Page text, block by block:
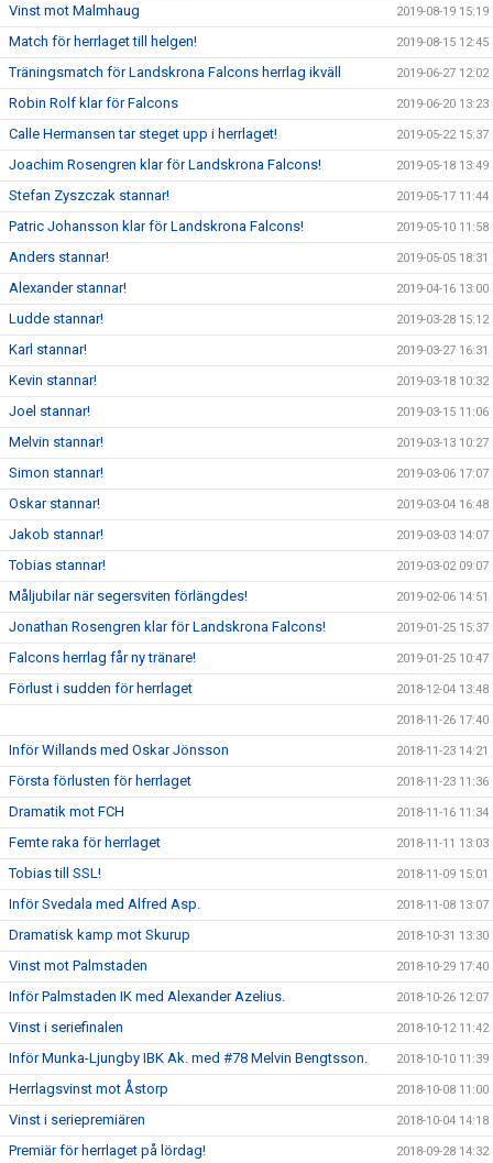
Vinst mot Malmhaug 2019-08-19 15:19
Match för herrlaget till helgen! 2019-08-15 12:45
Träningsmatch för Landskrona Falcons herrlag ikväll 2019-06-27 12:02
Robin Rolf klar för Falcons 2019-06-20 13:23
Calle Hermansen tar steget upp i herrlaget! 2019-05-22 15:37
Joachim Rosengren klar för Landskrona Falcons! 2019-05-18 13:49
Stefan Zyszczak stannar! 2019-05-17 11:44
Patric Johansson klar för Landskrona Falcons! 2019-05-10 11:58
Anders stannar! 2019-05-05 18:31
Alexander stannar! 2019-04-16 13:00
Ludde stannar! 2019-03-28 15:12
Karl stannar! 2019-03-27 16:31
Kevin stannar! 2019-03-18 10:32
Joel stannar! 2019-03-15 11:06
Melvin stannar! 2019-03-13 10:27
Simon stannar! 2019-03-06 17:07
Oskar stannar! 2019-03-04 16:48
Jakob stannar! 2019-03-03 14:07
Tobias stannar! 2019-03-02 09:07
Måljubilar när segersviten förlängdes! 2019-02-06 14:51
Jonathan Rosengren klar för Landskrona Falcons! 2019-01-25 15:37
Falcons herrlag får ny tränare! 2019-01-25 10:47
Förlust i sudden för herrlaget 2018-12-04 13:48
2018-11-26 17:40
Inför Willands med Oskar Jönsson 2018-11-23 14:21
Första förlusten för herrlaget 2018-11-23 11:36
Dramatik mot FCH 2018-11-16 11:34
Femte raka för herrlaget 2018-11-11 13:03
Tobias till SSL! 2018-11-09 15:01
Inför Svedala med Alfred Asp. 2018-11-08 13:07
Dramatisk kamp mot Skurup 2018-10-31 13:30
Vinst mot Palmstaden 2018-10-29 17:40
Inför Palmstaden IK med Alexander Azelius. 2018-10-26 12:07
Vinst i seriefinalen 2018-10-12 11:42
Inför Munka-Ljungby IBK Ak. med #78 Melvin Bengtsson. 2018-10-10 11:39
Herrlagsvinst mot Åstorp 2018-10-08 11:00
Vinst i seriepremiären 2018-10-04 14:18
Premiär för herrlaget på lördag! 2018-09-28 14:32